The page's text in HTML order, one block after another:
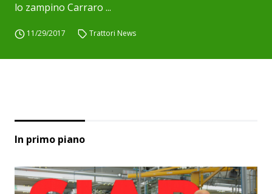
lo zampino Carraro ...
11/29/2017 Trattori News
In primo piano